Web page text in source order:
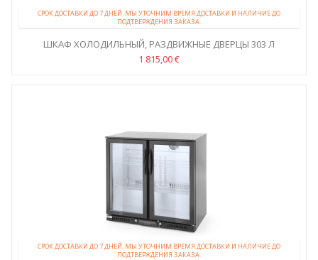
СРОК ДОСТАВКИ ДО 7 ДНЕЙ. МЫ УТОЧНИМ ВРЕМЯ ДОСТАВКИ И НАЛИЧИЕ ДО
ПОДТВЕРЖДЕНИЯ ЗАКАЗА.
ШКАФ ХОЛОДИЛЬНЫЙ, РАЗДВИЖНЫЕ ДВЕРЦЫ 303 Л
1 815,00 €
СРОК ДОСТАВКИ ДО 7 ДНЕЙ. МЫ УТОЧНИМ ВРЕМЯ ДОСТАВКИ И НАЛИЧИЕ ДО
ПОДТВЕРЖДЕНИЯ ЗАКАЗА.